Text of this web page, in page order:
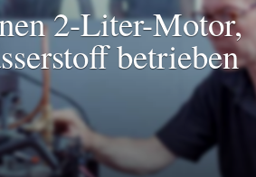
2-Liter-Motor,
betrieben